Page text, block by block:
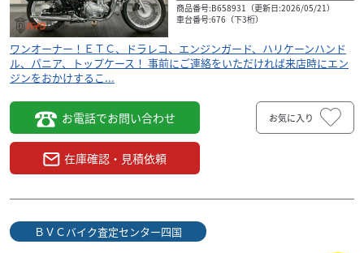
商品番号:B658931（更新日:2026/05/21）
車台番号:676（下3桁）
ワンオーナー！ＥＴＣ、ドラレコ、エンジンガード、ハリケーンハンド
ル、パニア、トップケース！ 事前にご連絡をいただければ来店時にエン
ジンをおかけするこ...
お電話でお問い合わせ
在庫確認・見積依頼
お気に入り
ＢＶＣバイク査定センター四国